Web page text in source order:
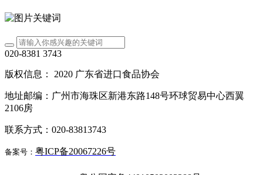
020-8381 3743
版权信息： 2020 广东省进口食品协会
地址邮编：广州市海珠区新港东路148号环球贸易中心西翼
2106房
联系方式：020-83813743
备案号： 粤ICP备20067226号